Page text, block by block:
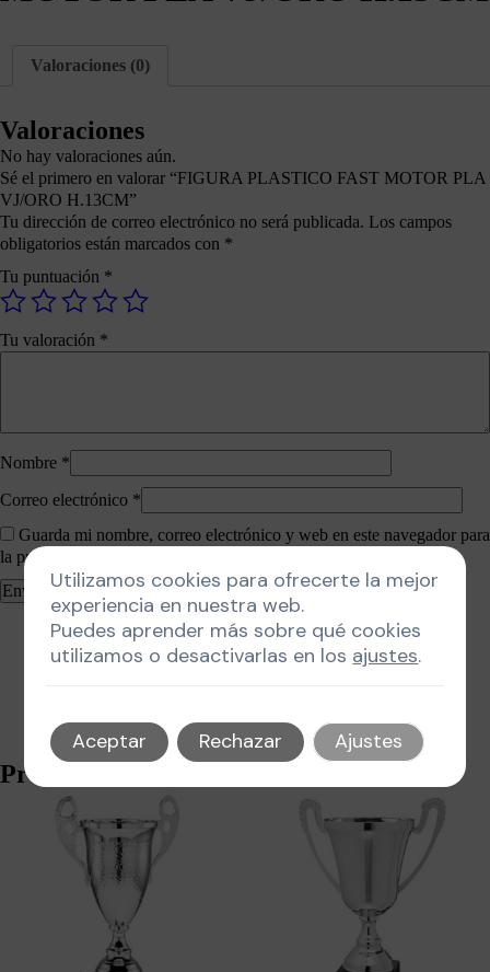
Valoraciones (0)
Valoraciones
No hay valoraciones aún.
Sé el primero en valorar “FIGURA PLASTICO FAST MOTOR PLA
VJ/ORO H.13CM”
Tu dirección de correo electrónico no será publicada. Los campos
obligatorios están marcados con *
Tu puntuación *
Tu valoración *
Nombre *
Correo electrónico *
Guarda mi nombre, correo electrónico y web en este navegador para
la próxima vez que comente.
Productos relacionados
Utilizamos cookies para ofrecerte la mejor
experiencia en nuestra web.
Puedes aprender más sobre qué cookies
utilizamos o desactivarlas en los ajustes.
Aceptar Rechazar Ajustes